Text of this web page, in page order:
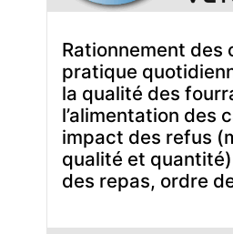
Rationnement des
pratique
la qualité des
l’alimentation des
impact des refus
qualité et
des repas, ordre